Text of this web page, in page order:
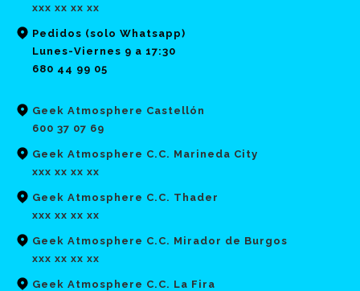
xxx xx xx xx
Pedidos (solo Whatsapp)
Lunes-Viernes 9 a 17:30
680 44 99 05
Geek Atmosphere Castellón
600 37 07 69
Geek Atmosphere C.C. Marineda City
xxx xx xx xx
Geek Atmosphere C.C. Thader
xxx xx xx xx
Geek Atmosphere C.C. Mirador de Burgos
xxx xx xx xx
Geek Atmosphere C.C. La Fira